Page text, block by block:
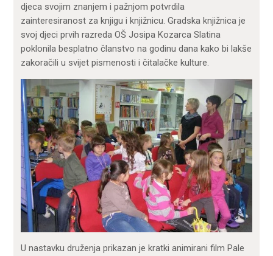
djeca svojim znanjem i pažnjom potvrdila
zainteresiranost za knjigu i knjižnicu. Gradska knjižnica je
svoj djeci prvih razreda OŠ Josipa Kozarca Slatina
poklonila besplatno članstvo na godinu dana kako bi lakše
zakoračili u svijet pismenosti i čitalačke kulture.
U nastavku druženja prikazan je kratki animirani film Pale